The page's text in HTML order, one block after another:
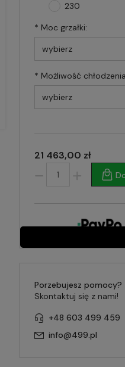
230
* Moc grzałki:
* Możliwość
21 463,00 zł
Porzebujesz pomocy?
Skontaktuj się z nami!
+48 603 499 459
info@499.pl